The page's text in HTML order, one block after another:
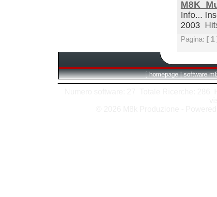
Info...
2003
Pagina: [ 1
[ homepage | software